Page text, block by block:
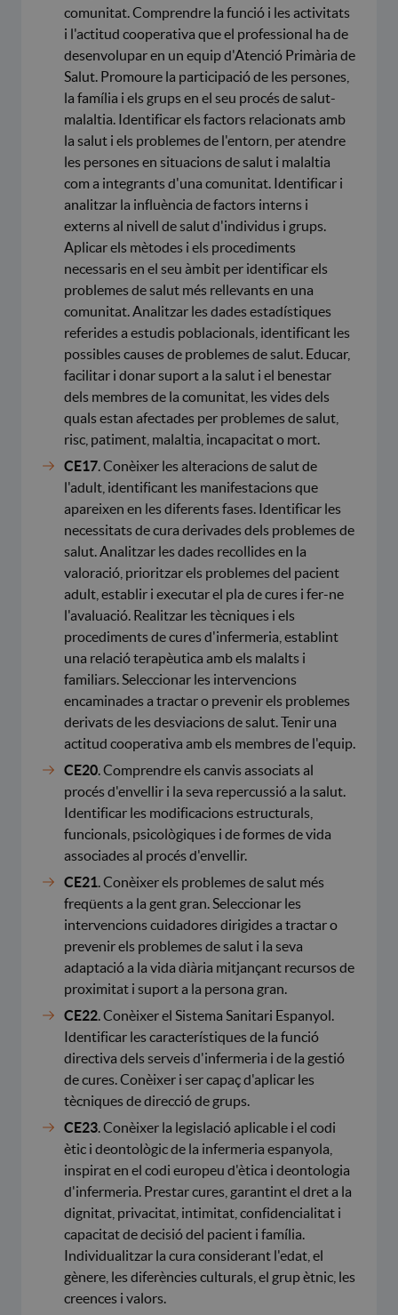
comunitat. Comprendre la funció i les activitats
i l'actitud cooperativa que el professional ha de
desenvolupar en un equip d'Atenció Primària de
Salut. Promoure la participació de les persones,
la família i els grups en el seu procés de salut-
malaltia. Identificar els factors relacionats amb
la salut i els problemes de l'entorn, per atendre
les persones en situacions de salut i malaltia
com a integrants d'una comunitat. Identificar i
analitzar la influència de factors interns i
externs al nivell de salut d'individus i grups.
Aplicar els mètodes i els procediments
necessaris en el seu àmbit per identificar els
problemes de salut més rellevants en una
comunitat. Analitzar les dades estadístiques
referides a estudis poblacionals, identificant les
possibles causes de problemes de salut. Educar,
facilitar i donar suport a la salut i el benestar
dels membres de la comunitat, les vides dels
quals estan afectades per problemes de salut,
risc, patiment, malaltia, incapacitat o mort.
CE17 . Conèixer les alteracions de salut de
l'adult, identificant les manifestacions que
apareixen en les diferents fases. Identificar les
necessitats de cura derivades dels problemes de
salut. Analitzar les dades recollides en la
valoració, prioritzar els problemes del pacient
adult, establir i executar el pla de cures i fer-ne
l'avaluació. Realitzar les tècniques i els
procediments de cures d'infermeria, establint
una relació terapèutica amb els malalts i
familiars. Seleccionar les intervencions
encaminades a tractar o prevenir els problemes
derivats de les desviacions de salut. Tenir una
actitud cooperativa amb els membres de l'equip.
CE20 . Comprendre els canvis associats al
procés d'envellir i la seva repercussió a la salut.
Identificar les modificacions estructurals,
funcionals, psicològiques i de formes de vida
associades al procés d'envellir.
CE21 . Conèixer els problemes de salut més
freqüents a la gent gran. Seleccionar les
intervencions cuidadores dirigides a tractar o
prevenir els problemes de salut i la seva
adaptació a la vida diària mitjançant recursos de
proximitat i suport a la persona gran.
CE22 . Conèixer el Sistema Sanitari Espanyol.
Identificar les característiques de la funció
directiva dels serveis d'infermeria i de la gestió
de cures. Conèixer i ser capaç d'aplicar les
tècniques de direcció de grups.
CE23 . Conèixer la legislació aplicable i el codi
ètic i deontològic de la infermeria espanyola,
inspirat en el codi europeu d'ètica i deontologia
d'infermeria. Prestar cures, garantint el dret a la
dignitat, privacitat, intimitat, confidencialitat i
capacitat de decisió del pacient i família.
Individualitzar la cura considerant l'edat, el
gènere, les diferències culturals, el grup ètnic, les
creences i valors.